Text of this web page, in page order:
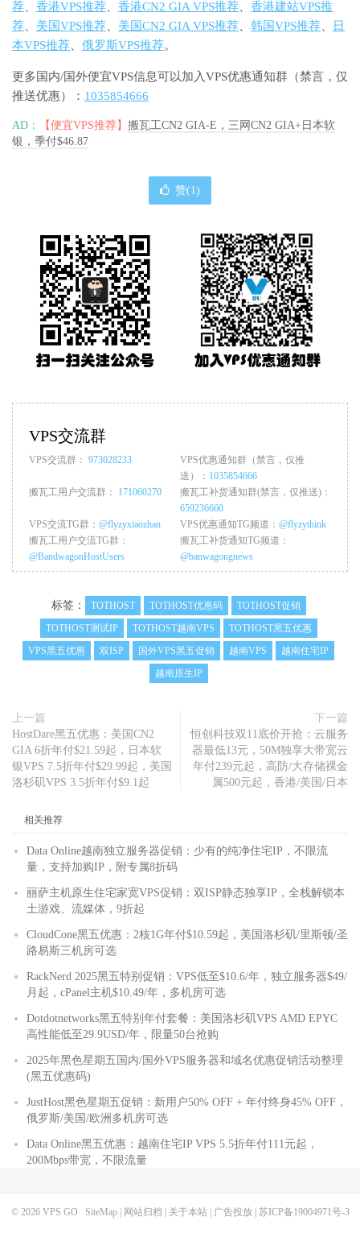
荐
香港VPS推荐 香港CN2 GIA VPS推荐
香港建站VPS推
荐
美国VPS推荐 美国CN2 GIA VPS推荐 韩国VPS推荐
日
本VPS推荐
俄罗斯VPS推荐。
更多国内/国外便宜VPS信息可以加入VPS优惠通知群（禁言，仅
推送优惠）： 1035854666
AD： 【便宜VPS推荐】 搬瓦工CN2 GIA-E，三网CN2 GIA+日本软
银，季付$46.87
赞(1)
VPS交流群
VPS交流群： 973028233
VPS优惠通知群（禁言，仅推
送）： 1035854666
搬瓦工用户交流群： 171060270
搬瓦工补货通知群(禁言，仅推送)：
659236660
VPS交流TG群： @flyzyxiaozhan VPS优惠通知TG频道： @flyzythink
搬瓦工用户交流TG群：
@BandwagonHostUsers
搬瓦工补货通知TG频道：
@banwagongnews
标签： TOTHOST TOTHOST优惠码
TOTHOST促销
TOTHOST测试IP
TOTHOST越南VPS
TOTHOST黑五优惠
VPS黑五优惠
双ISP 国外VPS黑五促销 越南VPS
越南住宅IP
越南原生IP
上一篇
HostDare黑五优惠：美国CN2
GIA 6折年付$21.59起，日本软
银VPS 7.5折年付$29.99起，美国
洛杉矶VPS 3.5折年付$9.1起
下一篇
恒创科技双11底价开抢：云服务
器最低13元，50M独享大带宽云
年付239元起，高防/大存储裸金
属500元起，香港/美国/日本
相关推荐
Data Online越南独立服务器促销：少有的纯净住宅IP，不限流
量，支持加购IP，附专属8折码
丽萨主机原生住宅家宽VPS促销：双ISP静态独享IP，全栈解锁本
土游戏、流媒体，9折起
CloudCone黑五优惠：2核1G年付$10.59起，美国洛杉矶/里斯顿/圣
路易斯三机房可选
RackNerd 2025黑五特别促销：VPS低至$10.6/年，独立服务器$49/
月起，cPanel主机$10.49/年，多机房可选
Dotdotnetworks黑五特别年付套餐：美国洛杉矶VPS AMD EPYC
高性能低至29.9USD/年，限量50台抢购
2025年黑色星期五国内/国外VPS服务器和域名优惠促销活动整理
(黑五优惠码)
JustHost黑色星期五促销：新用户50% OFF + 年付终身45% OFF，
俄罗斯/美国/欧洲多机房可选
Data Online黑五优惠：越南住宅IP VPS 5.5折年付111元起，
200Mbps带宽，不限流量
© 2026 VPS GO SiteMap| 网站归档 关于本站| 广告投放| 苏ICP备19004971号-3